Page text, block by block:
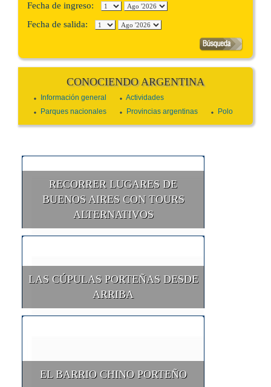
Fecha de ingreso:
Fecha de salida:
CONOCIENDO ARGENTINA
Información general
Actividades
Parques nacionales
Provincias argentinas Polo
RECORRER LUGARES DE
BUENOS AIRES CON TOURS
ALTERNATIVOS
LAS CÚPULAS PORTEÑAS DESDE
ARRIBA
EL BARRIO CHINO PORTEÑO